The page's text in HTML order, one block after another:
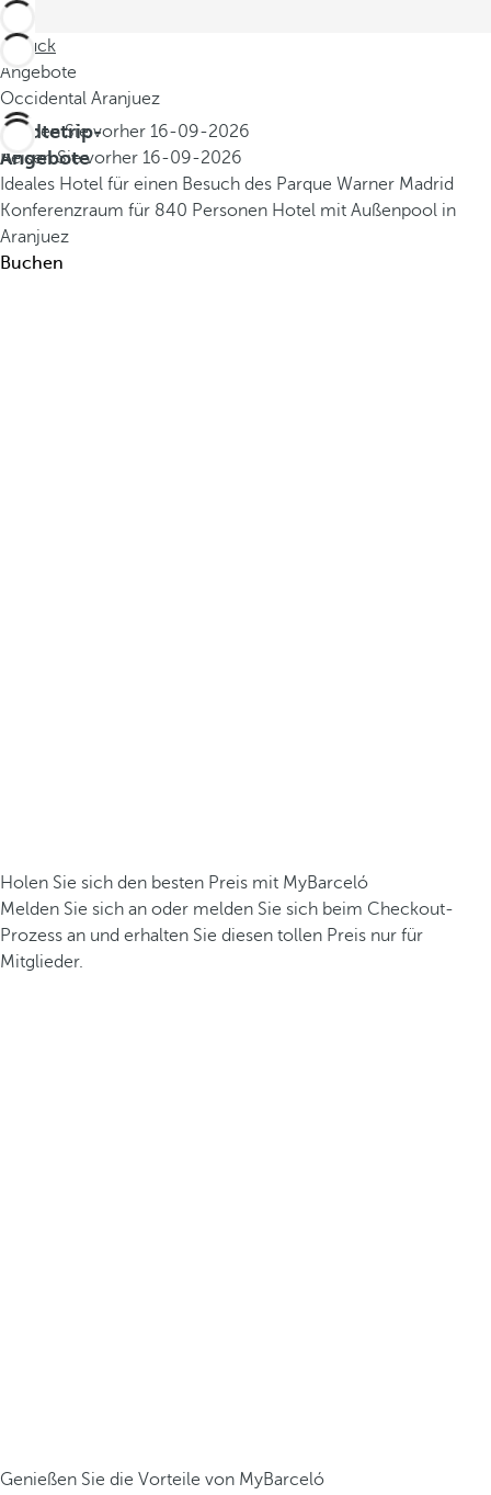
Zurück
Angebote
Occidental Aranjuez
Städtetrip-
Angebote
Buchen Sie vorher 16-09-2026
Reisen Sie vorher 16-09-2026
Ideales Hotel für einen Besuch des Parque Warner Madrid
Konferenzraum für 840 Personen Hotel mit Außenpool in
Aranjuez
Buchen
Holen Sie sich den besten Preis mit MyBarceló
Melden Sie sich an oder melden Sie sich beim Checkout-
Prozess an und erhalten Sie diesen tollen Preis nur für
Mitglieder.
Genießen Sie die Vorteile von MyBarceló